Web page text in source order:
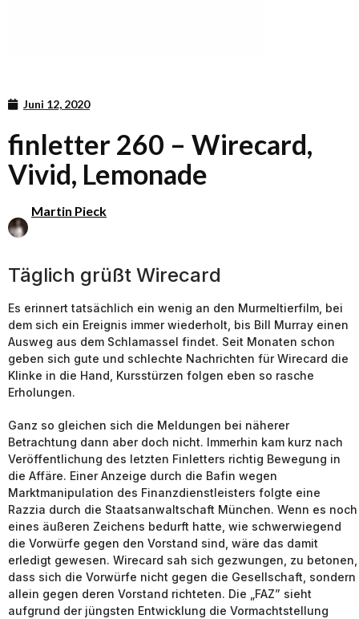
Juni 12, 2020
finletter 260 – Wirecard,
Vivid, Lemonade
Martin Pieck
Täglich grüßt Wirecard
Es erinnert tatsächlich ein wenig an den Murmeltierfilm, bei
dem sich ein Ereignis immer wiederholt, bis Bill Murray einen
Ausweg aus dem Schlamassel findet. Seit Monaten schon
geben sich gute und schlechte Nachrichten für Wirecard die
Klinke in die Hand, Kursstürzen folgen eben so rasche
Erholungen.
Ganz so gleichen sich die Meldungen bei näherer
Betrachtung dann aber doch nicht. Immerhin kam kurz nach
Veröffentlichung des letzten Finletters richtig Bewegung in
die Affäre. Einer Anzeige durch die Bafin wegen
Marktmanipulation des Finanzdienstleisters folgte eine
Razzia durch die Staatsanwaltschaft München. Wenn es noch
eines äußeren Zeichens bedurft hatte, wie schwerwiegend
die Vorwürfe gegen den Vorstand sind, wäre das damit
erledigt gewesen. Wirecard sah sich gezwungen, zu betonen,
dass sich die Vorwürfe nicht gegen die Gesellschaft, sondern
allein gegen deren Vorstand richteten. Die „FAZ” sieht
aufgrund der jüngsten Entwicklung die Vormachtstellung